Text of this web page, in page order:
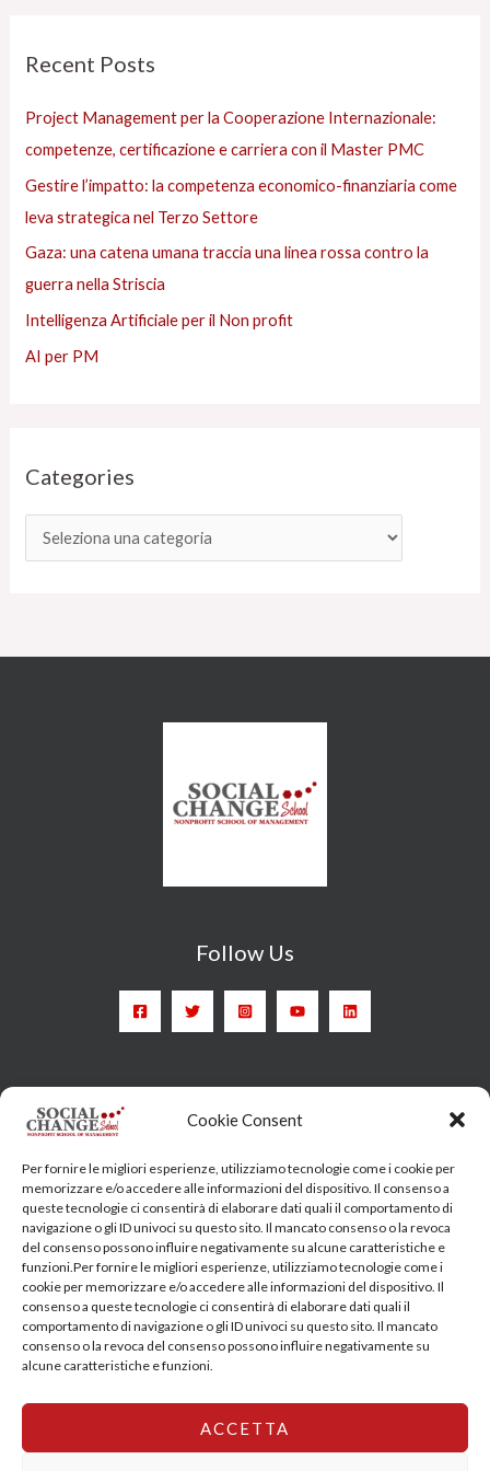
Cookie Consent
Per fornire le migliori esperienze, utilizziamo tecnologie come i cookie per
memorizzare e/o accedere alle informazioni del dispositivo. Il consenso a
queste tecnologie ci consentirà di elaborare dati quali il comportamento di
navigazione o gli ID univoci su questo sito. Il mancato consenso o la revoca
del consenso possono influire negativamente su alcune caratteristiche e
funzioni.Per fornire le migliori esperienze, utilizziamo tecnologie come i
cookie per memorizzare e/o accedere alle informazioni del dispositivo. Il
consenso a queste tecnologie ci consentirà di elaborare dati quali il
comportamento di navigazione o gli ID univoci su questo sito. Il mancato
consenso o la revoca del consenso possono influire negativamente su
alcune caratteristiche e funzioni.
ACCETTA
a
Recent Posts
Project Management per la Cooperazione Internazionale:
competenze, certificazione e carriera con il Master PMC
Gestire l’impatto: la competenza economico-finanziaria come
leva strategica nel Terzo Settore
Gaza: una catena umana traccia una linea rossa contro la
guerra nella Striscia
Intelligenza Artificiale per il Non profit
AI per PM
Categories
i
s
Follow Us
Head Quarter: Spain – Calle Arrieta, 9 - 28013 Madrid
7 - 00185 Roma
socialchangeschool@socialchangeschool.org
PMC – Master
HOPE – Master
MIDHA – Master
LEAD – Master
Copyright © 2026 SocialChangeSchool |